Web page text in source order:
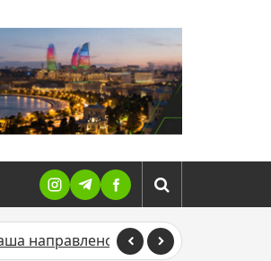
суд В Баку TikTok-блогера